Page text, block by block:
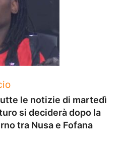
le notizie di martedì
si deciderà dopo la
tra Nusa e Fofana